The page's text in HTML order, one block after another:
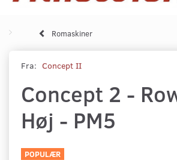
Romaskiner
Fra: Concept II
Concept 2 -
Høj - PM5
POPULÆR